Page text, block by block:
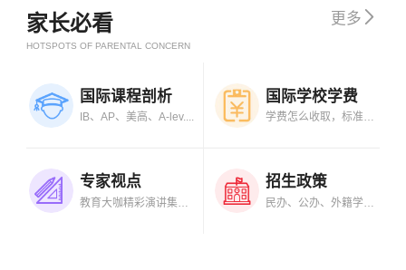
家长必看
HOTSPOTS OF PARENTAL CONCERN
更多 
国际课程剖析
IB、AP、美高、A-lev....
国际学校学费
学费怎么收取，标准是....
专家视点 招生政策